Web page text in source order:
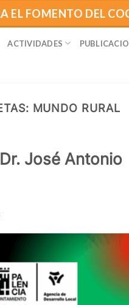
EL FOMENTO DEL
ACTIVIDADES
MUNDO RURAL
José Antonio